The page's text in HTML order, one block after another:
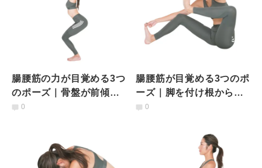
腸腰筋の力が目覚める3つ
のポーズ｜骨盤が前傾・
後傾しやすい人必見！
0
腸腰筋が目覚める3つのポ
ーズ｜脚を付け根から上
げられるように！
0